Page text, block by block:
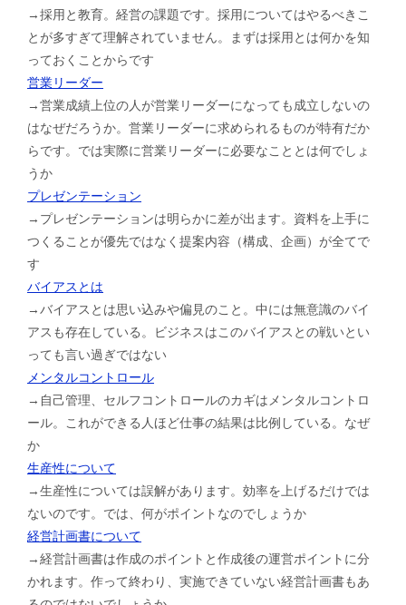
→採用と教育。経営の課題です。採用についてはやるべきこ
とが多すぎて理解されていません。まずは採用とは何かを知
っておくことからです
営業リーダー
→営業成績上位の人が営業リーダーになっても成立しないの
はなぜだろうか。営業リーダーに求められるものが特有だか
らです。では実際に営業リーダーに必要なこととは何でしょ
うか
プレゼンテーション
→プレゼンテーションは明らかに差が出ます。資料を上手に
つくることが優先ではなく提案内容（構成、企画）が全てで
す
バイアスとは
→バイアスとは思い込みや偏見のこと。中には無意識のバイ
アスも存在している。ビジネスはこのバイアスとの戦いとい
っても言い過ぎではない
メンタルコントロール
→自己管理、セルフコントロールのカギはメンタルコントロ
ール。これができる人ほど仕事の結果は比例している。なぜ
か
生産性について
→生産性については誤解があります。効率を上げるだけでは
ないのです。では、何がポイントなのでしょうか
経営計画書について
→経営計画書は作成のポイントと作成後の運営ポイントに分
かれます。作って終わり、実施できていない経営計画書もあ